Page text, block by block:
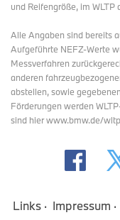
und Reifengröße, im
Alle Angaben sind bereits
Aufgeführte NEFZ-Werte
Messverfahren
anderen
abstellen, sowie
Förderungen werden
sind hier www.bmw.de/
Links Impressum